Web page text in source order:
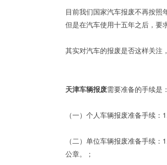
目前我们国家汽车报废不再按照
但是在汽车使用十五年之后，要
其实对汽车的报废是否这样关注
天津车辆报废需要准备的手续是：
（一）个人车辆报废准备手续
（二）单位车辆报废准备手续
公章。；